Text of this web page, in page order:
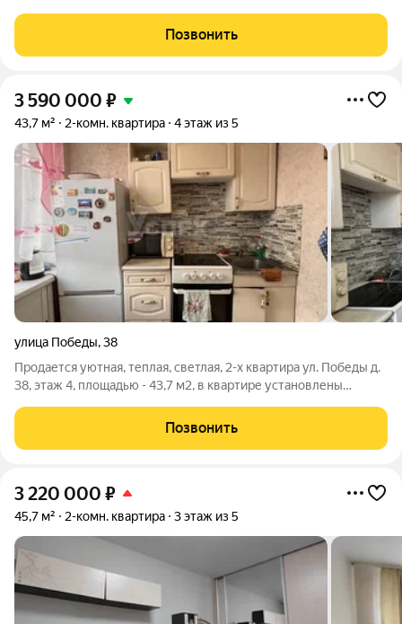
.Отличная локация , все рядом: магазины, школа 49 ,
общественный
Позвонить
3 590 000 ₽
43,7 м² 2-комн. квартира 4 этаж из 5
улица Победы,38
Продается уютная, теплая, светлая, 2-х квартира ул. Победы д.
38, этаж 4, площадью - 43,7 м2, в квартире установлены
балкон застеклен. Окна пластиковые. Есть вместительная
гардеробная. При
Позвонить
3 220 000 ₽
45,7 м² 2-комн. квартира 3 этаж из 5